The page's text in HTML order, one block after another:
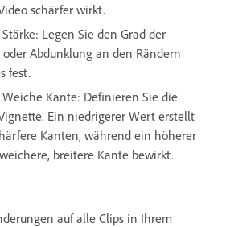
schärfer wirkt.
Legen Sie den Grad der
Abdunklung an den Rändern
fest.
Weiche Kante: Definieren Sie die
Ein niedrigerer Wert erstellt
Kanten, während ein höherer
breitere Kante bewirkt.
auf alle Clips in Ihrem